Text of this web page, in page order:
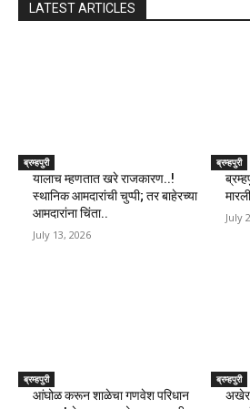
LATEST ARTICLES
ब्रम्हपुरी
यालाच म्हणतात खरे राजकारण..!
स्थानिक आमदारांची चुप्पी; तर बाहेरच्या
आमदारांना चिंता..
July 13, 2026
ब्रम्हपुरी
July
ब्रम्हपुरी
आंघोळ करून शाळेचा गणवेश परिधान
ब्रम्हपुरी
अखेर